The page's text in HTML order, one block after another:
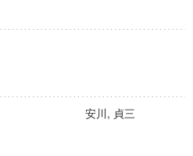
安川, 貞三